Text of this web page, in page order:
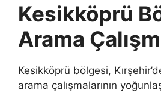
Kesikköprü
Arama
Kesikköprü bölgesi,
arama çalışmalarının